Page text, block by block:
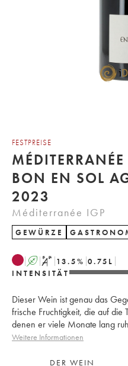
FESTPREISE
BON EN SOL
2023
Méditerranée IGP
GEWÜRZE
A S 13.5% 0.75 L
INTENSITÄT
Dieser Wein ist genau das
frische Fruchtigkeit, die auf die
denen er viele Monate lang
Weitere Informationen
DER WEIN